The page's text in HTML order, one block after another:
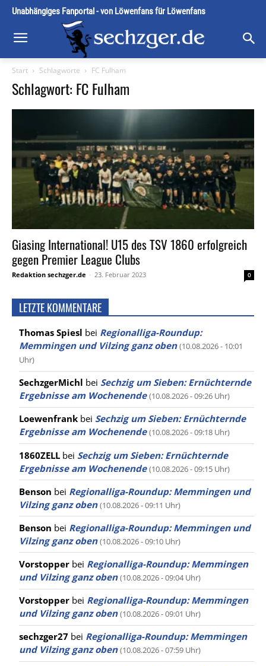
Unabhängiges Fanportal - von Löwenfans für Löwenfans
Start Schlagworte FC Fulham
Schlagwort: FC Fulham
Giasing International! U15 des TSV 1860 erfolgreich
gegen Premier League Clubs
Redaktion sechzger.de - 23. Februar 2023 0
LETZTE KOMMENTARE
Thomas Spiesl bei Regionalliga-Roundup:
Memmingen und Vilzing ganz oben (10.08.2026 - 10:01
Uhr)
SechzgerMichl bei Sechzig um Sieben: Ernüchternde
Ergebnisse am Wochenende (10.08.2026 - 09:26 Uhr)
Loewenfrank bei Sechzig um Sieben: Ernüchternde
Ergebnisse am Wochenende (10.08.2026 - 09:18 Uhr)
1860ZELL bei Sechzig um Sieben: Ernüchternde
Ergebnisse am Wochenende (10.08.2026 - 09:15 Uhr)
Benson bei Regionalliga-Roundup: Memmingen und
Vilzing ganz oben (10.08.2026 - 09:11 Uhr)
Benson bei Regionalliga-Roundup: Memmingen und
Vilzing ganz oben (10.08.2026 - 09:10 Uhr)
Vorstopper bei Regionalliga-Roundup: Memmingen
und Vilzing ganz oben (10.08.2026 - 09:04 Uhr)
Vorstopper bei Regionalliga-Roundup: Memmingen
und Vilzing ganz oben (10.08.2026 - 09:01 Uhr)
sechzger27 bei Regionalliga-Roundup: Memmingen
und Vilzing ganz oben (10.08.2026 - 07:59 Uhr)